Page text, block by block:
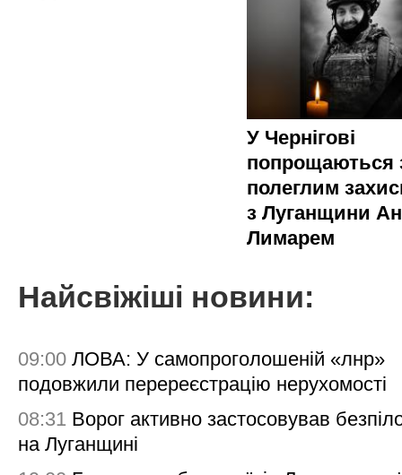
У Чернігові
попрощаються
полеглим
з Луганщини
Лимарем
Найсвіжіші новини:
09:00 ЛОВА: У самопроголошеній «лнр»
подовжили перереєстрацію нерухомості
08:31 Ворог активно застосовував
на Луганщині